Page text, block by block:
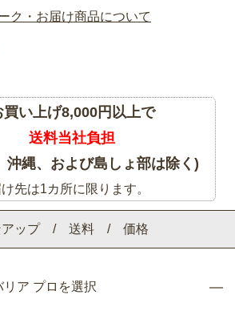
アップ / 送料 / 価格
リア プロを選択
ク・お届け商品について
買い上げ8,000円以上で
送料当社負担
沖縄、および島しょ部は除く)
先は1カ所に限ります。